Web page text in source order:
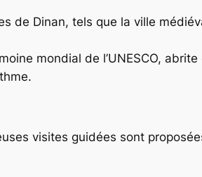
de Dinan, tels que la ville
mondial de l’UNESCO,
visites guidées sont